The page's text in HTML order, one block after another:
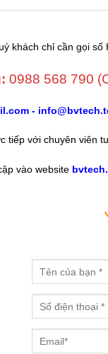
khách chỉ cần gọi số
0988 568 790
-
tiếp với chuyên viên
vào website